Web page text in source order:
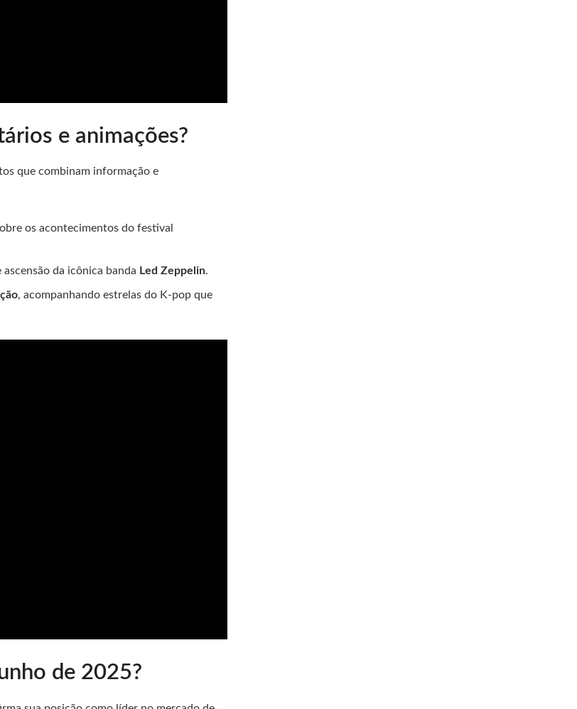
e animações?
que combinam informação e
os acontecimentos do festival
da icônica banda Led Zeppelin.
, acompanhando estrelas do K-pop que
de 2025?